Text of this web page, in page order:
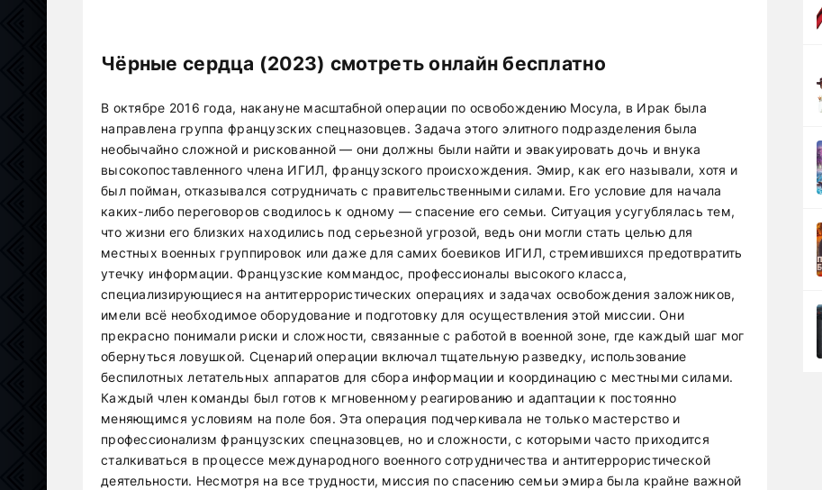
Чёрные сердца (2023) смотреть онлайн бесплатно
В октябре 2016 года, накануне масштабной операции по освобождению Мосула, в Ирак была
направлена группа французских спецназовцев. Задача этого элитного подразделения была
необычайно сложной и рискованной — они должны были найти и эвакуировать дочь и внука
высокопоставленного члена ИГИЛ, французского происхождения. Эмир, как его называли, хотя и
был пойман, отказывался сотрудничать с правительственными силами. Его условие для начала
каких-либо переговоров сводилось к одному — спасение его семьи. Ситуация усугублялась тем,
что жизни его близких находились под серьезной угрозой, ведь они могли стать целью для
местных военных группировок или даже для самих боевиков ИГИЛ, стремившихся предотвратить
утечку информации. Французские коммандос, профессионалы высокого класса,
специализирующиеся на антитеррористических операциях и задачах освобождения заложников,
имели всё необходимое оборудование и подготовку для осуществления этой миссии. Они
прекрасно понимали риски и сложности, связанные с работой в военной зоне, где каждый шаг мог
обернуться ловушкой. Сценарий операции включал тщательную разведку, использование
беспилотных летательных аппаратов для сбора информации и координацию с местными силами.
Каждый член команды был готов к мгновенному реагированию и адаптации к постоянно
меняющимся условиям на поле боя. Эта операция подчеркивала не только мастерство и
профессионализм французских спецназовцев, но и сложности, с которыми часто приходится
сталкиваться в процессе международного военного сотрудничества и антитеррористической
деятельности. Несмотря на все трудности, миссия по спасению семьи эмира была крайне важной